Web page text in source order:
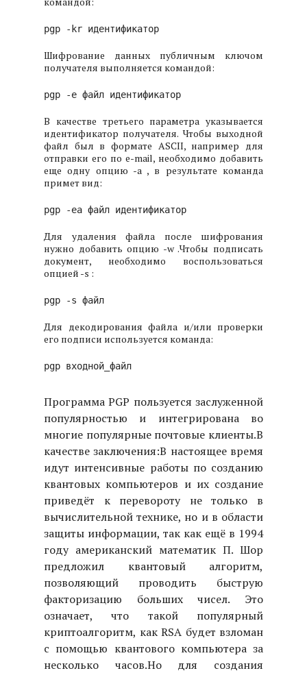
pgp -kr идентификатор
Шифрование данных публичным ключом
получателя выполняется командой:
pgp -e файл идентификатор
В качестве третьего параметра указывается
идентификатор получателя. Чтобы выходной
файл был в формате ASCII, например для
отправки его по e-mail, необходимо добавить
еще одну опцию -a , в результате команда
примет вид:
pgp -ea файл идентификатор
Для удаления файла после шифрования
нужно добавить опцию -w .Чтобы подписать
документ, необходимо воспользоваться
опцией -s :
pgp -s файл
Для декодирования файла и/или проверки
его подписи используется команда:
pgp входной_файл
Программа PGP пользуется заслуженной
популярностью и интегрирована во
многие популярные почтовые клиенты.В
качестве заключения:В настоящее время
идут интенсивные работы по созданию
квантовых компьютеров и их создание
приведёт к перевороту не только в
вычислительной технике, но и в области
защиты информации, так как ещё в 1994
году американский математик П. Шор
предложил квантовый алгоритм,
позволяющий проводить быструю
факторизацию больших чисел. Это
означает, что такой популярный
криптоалгоритм, как RSA будет взломан
с помощью квантового компьютера за
несколько часов.Но для создания